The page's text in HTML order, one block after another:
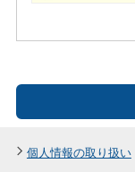
個人情報の取り扱い